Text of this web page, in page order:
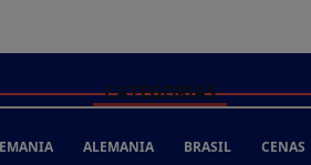
CATEGORÍAS
ALEMANIA BRASIL CENAS